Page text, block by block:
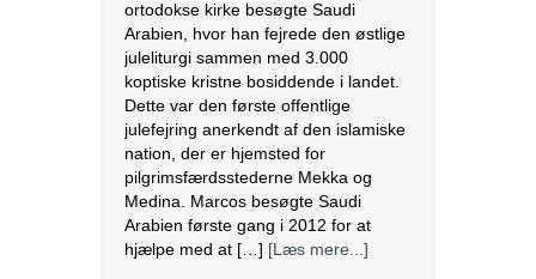
pilgrimsfærdsstederne Mekka og
Medina. Marcos besøgte Saudi
Arabien første gang i 2012 for at
hjælpe med at […][Læs mere...]
Lesbisk par i Costa Rica bliver viet
efter lovændring
De første vielser i Costa Rica mellem
par af samme køn har fundet sted
tirsdag. Det skriver BBC. Dermed er